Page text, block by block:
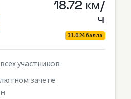
18.72 км/
ч
31.024 балла
участников
зачете